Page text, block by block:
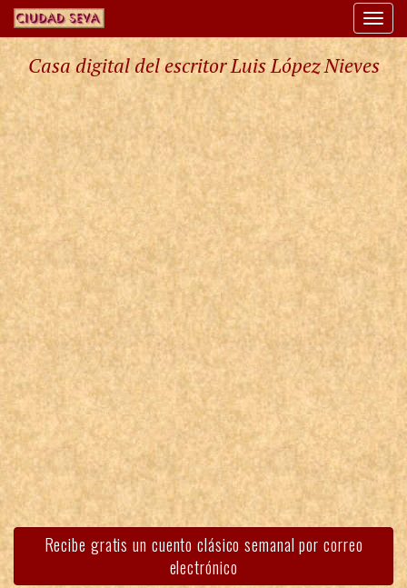
Casa digital del escritor Luis López Nieves
Recibe gratis un cuento clásico semanal por correo
electrónico